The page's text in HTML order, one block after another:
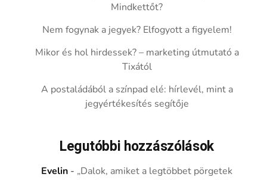
Mindkettőt?
Nem fogynak a jegyek? Elfogyott a figyelem!
Mikor és hol hirdessek? – marketing útmutató a
Tixától
A postaládából a színpad elé: hírlevél, mint a
jegyértékesítés segítője
Legutóbbi hozzászólások
Evelin - „Dalok, amiket a legtöbbet pörgetek